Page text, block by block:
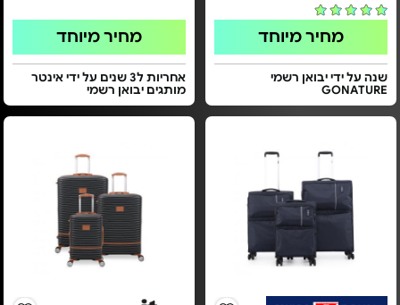
מחיר מיוחד
שנה על ידי יבואן רשמי
GONATURE
מחיר מיוחד
אחריות ל3 שנים על ידי אינטר
מותגים יבואן רשמי